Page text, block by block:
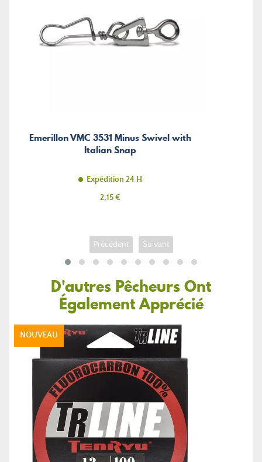
Emerillon VMC 3531 Minus Swivel with
Italian Snap
Expédition 24 H
Prix
2,15 €
Précédent Suivant
D'autres Pêcheurs Ont
Également Apprécié
NOUVEAU